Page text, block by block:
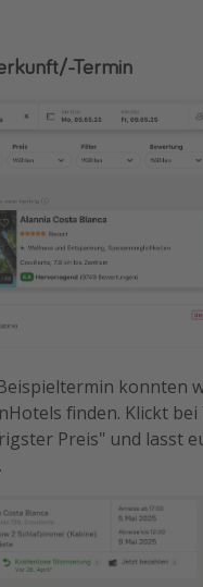
Termin
konnten
finden. Klickt
Preis" und lasst